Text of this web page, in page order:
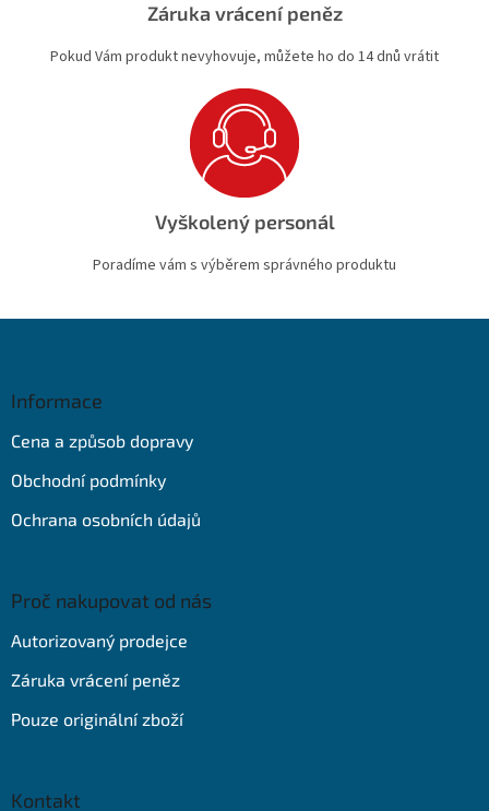
Záruka vrácení peněz
Pokud Vám produkt nevyhovuje, můžete ho do 14 dnů vrátit
Vyškolený personál
Poradíme vám s výběrem správného produktu
Informace
Cena a způsob dopravy
Obchodní podmínky
Ochrana osobních údajů
Proč nakupovat od nás
Autorizovaný prodejce
Záruka vrácení peněz
Pouze originální zboží
Kontakt